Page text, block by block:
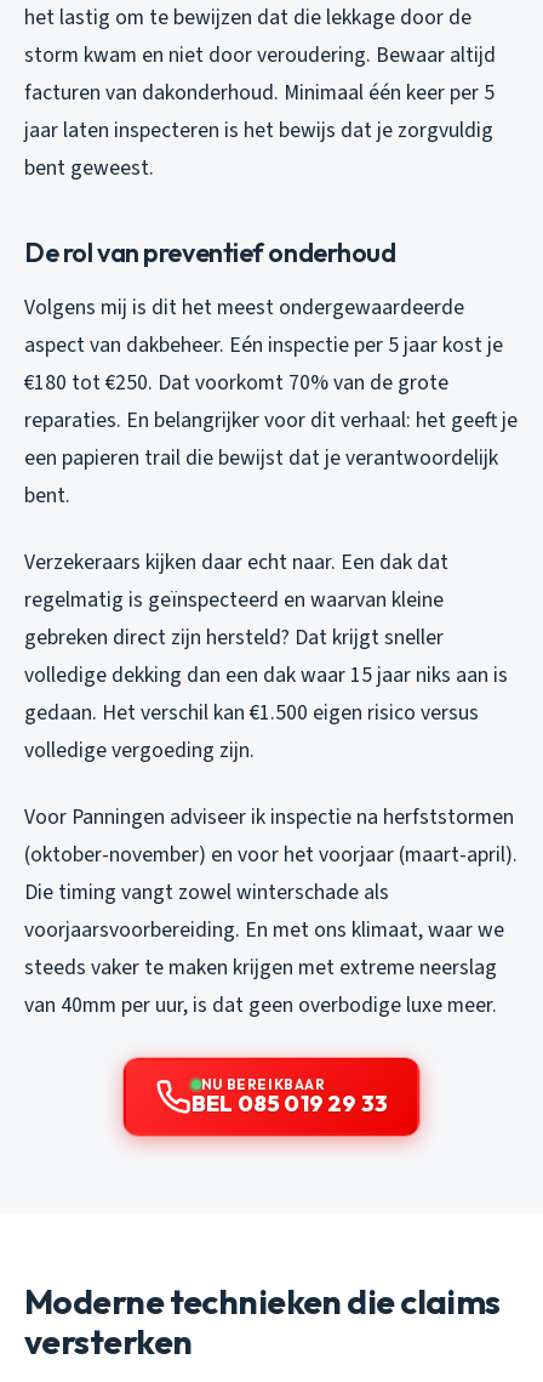
het lastig om te bewijzen dat die lekkage door de
storm kwam en niet door veroudering. Bewaar altijd
facturen van dakonderhoud. Minimaal één keer per 5
jaar laten inspecteren is het bewijs dat je zorgvuldig
bent geweest.
De rol van preventief onderhoud
Volgens mij is dit het meest ondergewaardeerde
aspect van dakbeheer. Eén inspectie per 5 jaar kost je
€180 tot €250. Dat voorkomt 70% van de grote
reparaties. En belangrijker voor dit verhaal: het geeft je
een papieren trail die bewijst dat je verantwoordelijk
bent.
Verzekeraars kijken daar echt naar. Een dak dat
regelmatig is geïnspecteerd en waarvan kleine
gebreken direct zijn hersteld? Dat krijgt sneller
volledige dekking dan een dak waar 15 jaar niks aan is
gedaan. Het verschil kan €1.500 eigen risico versus
volledige vergoeding zijn.
Voor Panningen adviseer ik inspectie na herfststormen
(oktober-november) en voor het voorjaar (maart-april).
Die timing vangt zowel winterschade als
voorjaarsvoorbereiding. En met ons klimaat, waar we
steeds vaker te maken krijgen met extreme neerslag
van 40mm per uur, is dat geen overbodige luxe meer.
NU BEREIKBAAR
BEL 085 019 29 33
Moderne technieken die claims
versterken